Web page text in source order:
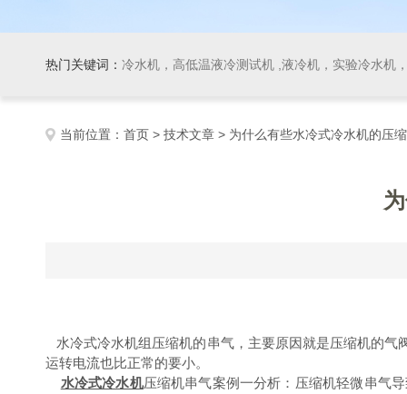
热门关键词： 冷水机，高低温液冷测试机 ,液冷机，实验冷水机，
当前位置： 首页 > 技术文章 > 为什么有些水冷式冷水机的压
水冷式冷水机组压缩机的串气，主要原因就是压缩机的气
运转电流也比正常的要小。
水冷式冷水机压缩机串气案例一分析：压缩机轻微串气